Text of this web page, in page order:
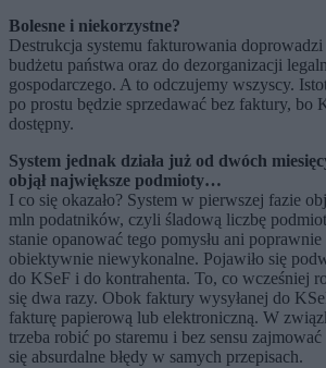
Bolesne i niekorzystne?
Destrukcja systemu fakturowania
budżetu państwa oraz do dezorganizacji
gospodarczego. A to odczujemy wszyscy.
po prostu będzie sprzedawać bez faktury, bo
dostępny.
System jednak działa już od dwóch
objął największe podmioty…
I co się okazało? System w pierwszej fazie
mln podatników, czyli śladową liczbę
stanie opanować tego pomysłu ani
obiektywnie niewykonalne. Pojawiło się
do KSeF i do kontrahenta. To, co wcześniej
się dwa razy. Obok faktury wysyłanej do
fakturę papierową lub elektroniczną. W
trzeba robić po staremu i bez sensu
się absurdalne błędy w samych przepisach.